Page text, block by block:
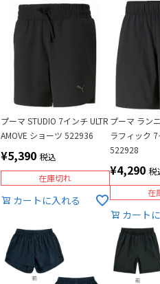
プーマ STUDIO 7インチ ULTR
AMOVE ショーツ 522936
¥5,390 税込
在庫切れ
カートに入れる
プーマ ラン
ラフィック
522928
¥4,290 税
在
カート